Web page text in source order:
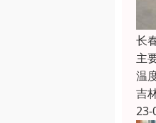
长
主
温
吉
23-